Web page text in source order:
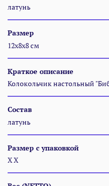
латунь
Размер
12x8x8 см
Краткое описание
Колокольчик настольный
Состав
латунь
Размер с упаковкой
Х Х